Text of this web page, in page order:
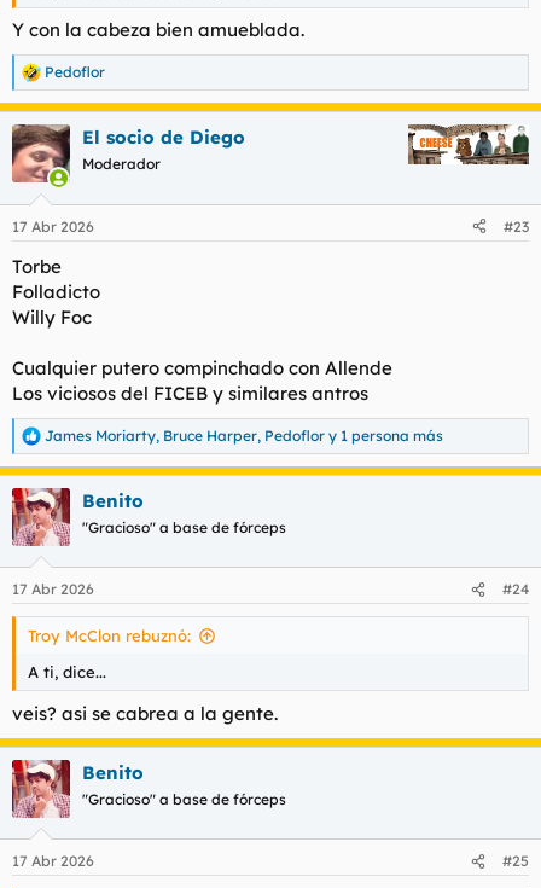
Y con la cabeza bien amueblada.
R
e
a
c
c
i
e
:
Pedoflor
El socio de Diego
Moderador
17 Abr 2026 #23
Torbe
Folladicto
Willy Foc
Cualquier putero compinchado con Allende
Los viciosos del FICEB y similares antros
R
e
a
c
c
i
e
s
James Moriarty, Bruce Harper, Pedoflor y 1 persona más
Benito
"Gracioso" a base de fórceps
17 Abr 2026 #24
Troy McClon rebuznó:
A ti, dice...
veis? asi se cabrea a la gente.
Benito
"Gracioso" a base de fórceps
17 Abr 2026 #25